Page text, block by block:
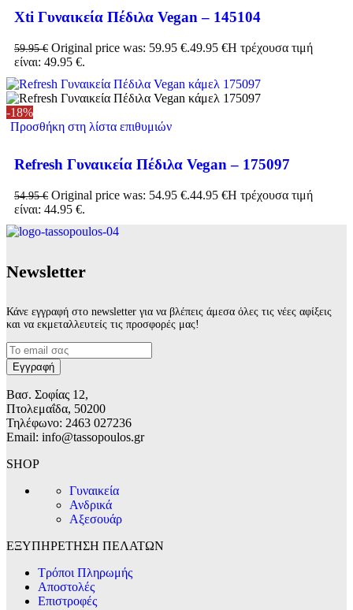
Xti Γυναικεία Πέδιλα Vegan – 145104
59.95€ Original price was: 59.95 €.49.95 €Η τρέχουσα τιμή
είναι: 49.95 €.
-18%
Προσθήκη στη λίστα επιθυμιών
Refresh Γυναικεία Πέδιλα Vegan – 175097
54.95€ Original price was: 54.95 €.44.95 €Η τρέχουσα τιμή
είναι: 44.95 €.
Νewsletter
Κάνε εγγραφή στο newsletter για να βλέπεις άμεσα όλες τις νέες αφίξεις
και να εκμεταλλευτείς τις προσφορές μας!
Βασ. Σοφίας 12,
Πτολεμαΐδα, 50200
Τηλέφωνο: 2463 027236
Email: info@tassopoulos.gr
SHOP
Γυναικεία
Ανδρικά
Αξεσουάρ
ΕΞΥΠΗΡΕΤΗΣΗ ΠΕΛΑΤΩΝ
Τρόποι Πληρωμής
Αποστολές
Επιστροφές